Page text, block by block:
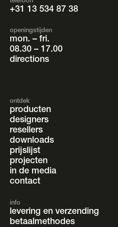
+31 13 534 87 38
openingstijden
mon. – fri.
08.30 – 17.00
directions
ontdek
producten
designers
resellers
downloads
prijslijst
projecten
in de media
contact
info
levering en verzending
betaalmethodes